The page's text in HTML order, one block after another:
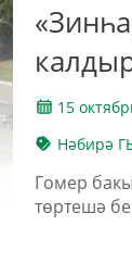
15
Нәбирә
Гомер
төртешә